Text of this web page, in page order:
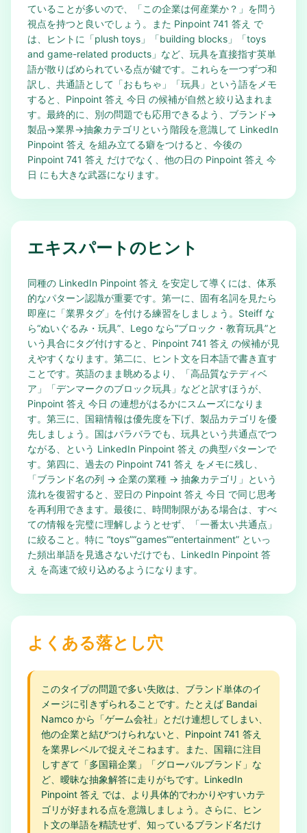
ていることが多いので、「この企業は何産業か？」を問う
視点を持つと良いでしょう。また Pinpoint 741 答え で
は、ヒントに「plush toys」「building blocks」「toys
and game-related products」など、玩具を直接指す英単
語が散りばめられている点が鍵です。これらを一つずつ和
訳し、共通語として「おもちゃ」「玩具」という語をメモ
すると、Pinpoint 答え 今日 の候補が自然と絞り込まれま
す。最終的に、別の問題でも応用できるよう、ブランド→
製品→業界→抽象カテゴリという階段を意識して LinkedIn
Pinpoint 答え を組み立てる癖をつけると、今後の
Pinpoint 741 答え だけでなく、他の日の Pinpoint 答え 今
日 にも大きな武器になります。
エキスパートのヒント
同種の LinkedIn Pinpoint 答え を安定して導くには、体系
的なパターン認識が重要です。第一に、固有名詞を見たら
即座に「業界タグ」を付ける練習をしましょう。Steiff な
ら“ぬいぐるみ・玩具”、Lego なら“ブロック・教育玩具”と
いう具合にタグ付けすると、Pinpoint 741 答え の候補が見
えやすくなります。第二に、ヒント文を日本語で書き直す
ことです。英語のまま眺めるより、「高品質なテディベ
ア」「デンマークのブロック玩具」などと訳すほうが、
Pinpoint 答え 今日 の連想がはるかにスムーズになりま
す。第三に、国籍情報は優先度を下げ、製品カテゴリを優
先しましょう。国はバラバラでも、玩具という共通点でつ
ながる、という LinkedIn Pinpoint 答え の典型パターンで
す。第四に、過去の Pinpoint 741 答え をメモに残し、
「ブランド名の列 → 企業の業種 → 抽象カテゴリ」という
流れを復習すると、翌日の Pinpoint 答え 今日 で同じ思考
を再利用できます。最後に、時間制限がある場合は、すべ
ての情報を完璧に理解しようとせず、「一番太い共通点」
に絞ること。特に “toys”“games”“entertainment” といっ
た頻出単語を見逃さないだけでも、LinkedIn Pinpoint 答
え を高速で絞り込めるようになります。
よくある落とし穴
このタイプの問題で多い失敗は、ブランド単体のイ
メージに引きずられることです。たとえば Bandai
Namco から「ゲーム会社」とだけ連想してしまい、
他の企業と結びつけられないと、Pinpoint 741 答え
を業界レベルで捉えそこねます。また、国籍に注目
しすぎて「多国籍企業」「グローバルブランド」な
ど、曖昧な抽象解答に走りがちです。LinkedIn
Pinpoint 答え では、より具体的でわかりやすいカテ
ゴリが好まれる点を意識しましょう。さらに、ヒン
ト文の単語を精読せず、知っているブランド名だけ